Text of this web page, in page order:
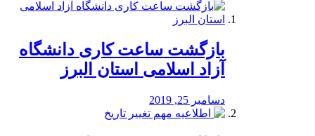
بازگشت ساعت کاری دانشگاه
آزاد اسلامی استان البرز
دسامبر 25, 2019